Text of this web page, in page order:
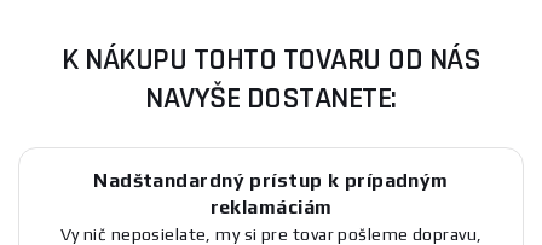
K NÁKUPU TOHTO TOVARU OD NÁS
NAVYŠE DOSTANETE:
Nadštandardný prístup k prípadným
reklamáciám
Vy nič neposielate, my si pre tovar pošleme dopravu,